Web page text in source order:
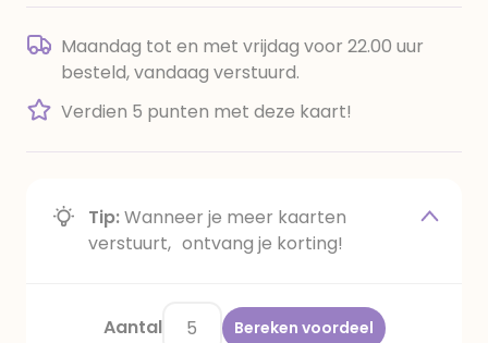
Maandag tot en met vrijdag voor 22.00 uur
besteld, vandaag verstuurd.
Verdien 5 punten met deze kaart!
Tip:Wanneer je meer kaarten
verstuurt, ontvang je korting!
Aantal Bereken voordeel